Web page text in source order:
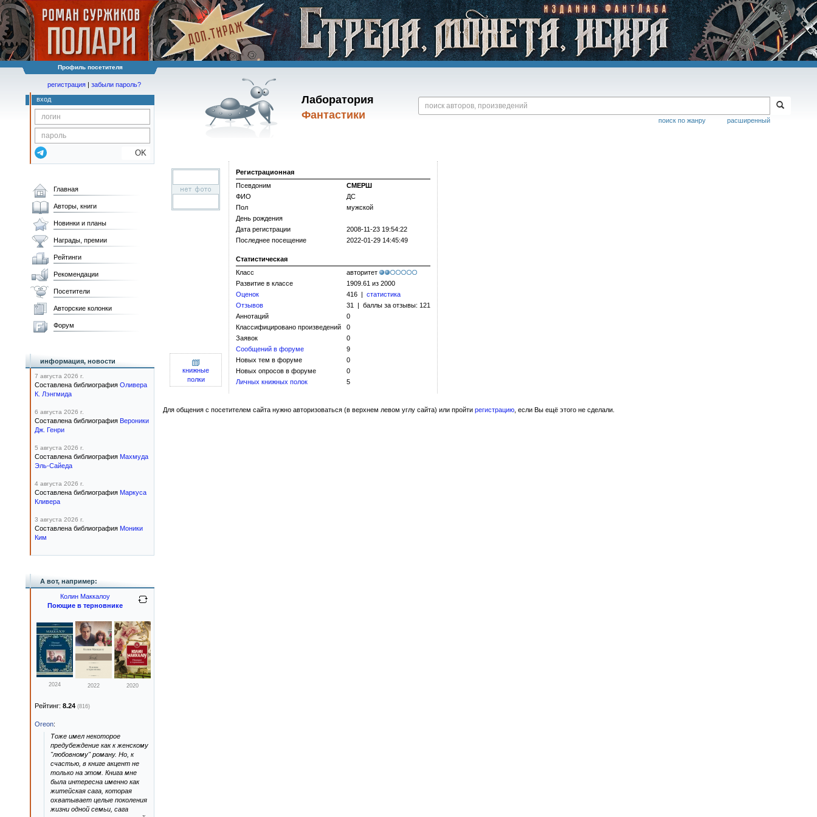
Профиль посетителя
Лаборатория
Фантастики
расширенный
поиск по жанру
регистрация | забыли пароль?
вход
OK
Регистрационная
Псевдоним
СМЕРШ
ФИО
ДС
Пол
мужской
День рождения
Дата регистрации
2008-11-23 19:54:22
Последнее посещение
2022-01-29 14:45:49
Статистическая
Класс
авторитет
Развитие в классе
1909.61 из 2000
Оценок
416 | статистика
Отзывов
31 | баллы за отзывы: 121
Аннотаций
0
Классифицировано произведений
0
Заявок
0
Сообщений в форуме
9
Новых тем в форуме
0
Новых опросов в форуме
0
Личных книжных полок
5
книжные
полки
Для общения с посетителем сайта нужно авторизоваться (в верхнем левом углу сайта) или пройти регистрацию , если Вы ещё этого не сделали.
Главная
Авторы, книги
Новинки и планы
Награды, премии
Рейтинги
Рекомендации
Посетители
Авторские колонки
Форум
информация, новости
7 августа 2026 г.
Составлена библиография Оливера
К. Лэнгмида
6 августа 2026 г.
Составлена библиография Вероники
Дж. Генри
5 августа 2026 г.
Составлена библиография Махмуда
Эль-Сайеда
4 августа 2026 г.
Составлена библиография Маркуса
Кливера
3 августа 2026 г.
Составлена библиография Моники
Ким
А вот, например:
Колин Маккалоу
Поющие в терновнике
2024 2022 2020
Рейтинг: 8.24 (816)
Oreon:
Тоже имел некоторое
предубеждение как к женскому
"любовному" роману. Но, к
счастью, в книге акцент не
только на этом. Книга мне
была интересна именно как
житейская сага, которая
охватывает целые поколения
жизни одной семьи, сага